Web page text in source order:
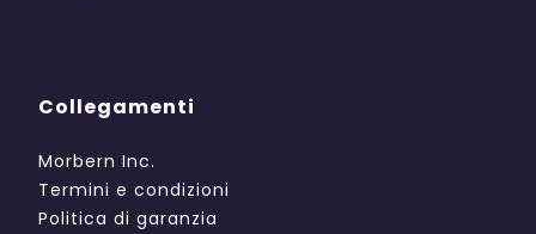
Collegamenti
Morbern Inc.
Termini e condizioni
Politica di garanzia